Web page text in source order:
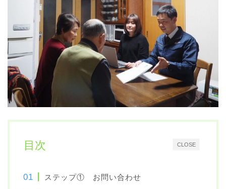
CLOSE
目次
ステップ① お問い合わせ